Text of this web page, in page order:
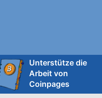
Unterstütze die
Arbeit von
Coinpages